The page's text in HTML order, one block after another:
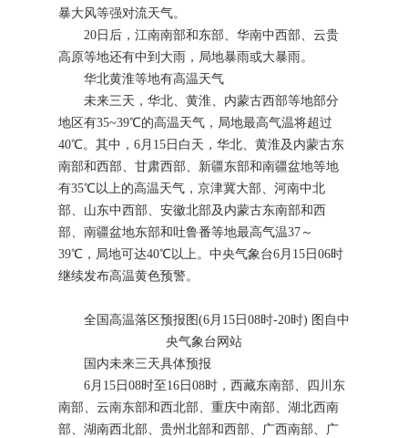
暴大风等强对流天气。
20日后，江南南部和东部、华南中西部、云贵
高原等地还有中到大雨，局地暴雨或大暴雨。
华北黄淮等地有高温天气
未来三天，华北、黄淮、内蒙古西部等地部分
地区有35~39℃的高温天气，局地最高气温将超过
40℃。其中，6月15日白天，华北、黄淮及内蒙古东
南部和西部、甘肃西部、新疆东部和南疆盆地等地
有35℃以上的高温天气，京津冀大部、河南中北
部、山东中西部、安徽北部及内蒙古东南部和西
部、南疆盆地东部和吐鲁番等地最高气温37～
39℃，局地可达40℃以上。中央气象台6月15日06时
继续发布高温黄色预警。
全国高温落区预报图(6月15日08时-20时) 图自中
央气象台网站
国内未来三天具体预报
6月15日08时至16日08时，西藏东南部、四川东
南部、云南东部和西北部、重庆中南部、湖北西南
部、湖南西北部、贵州北部和西部、广西南部、广